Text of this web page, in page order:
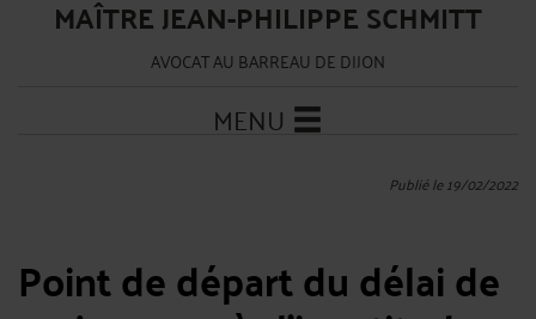
MAÎTRE JEAN-PHILIPPE SCHMITT
AVOCAT AU BARREAU DE DIJON
MENU
Publié le 19/02/2022
Point de départ du délai de